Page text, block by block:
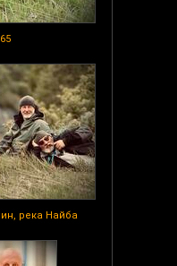
65
река Найба